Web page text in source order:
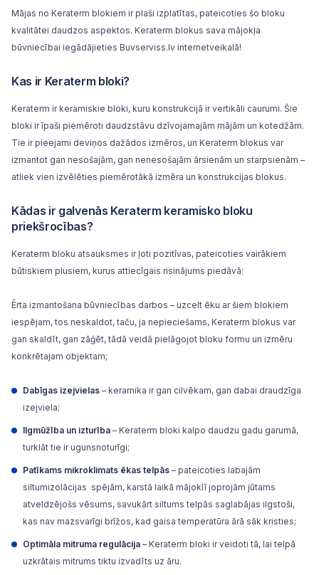
Mājas no Keraterm blokiem ir plaši izplatītas, pateicoties šo bloku
kvalitātei daudzos aspektos. Keraterm blokus sava mājokļa
būvniecībai iegādājieties Buvserviss.lv internetveikalā!
Kas ir Keraterm bloki?
Keraterm irkeramiskie bloki, kuru konstrukcijā ir vertikāli caurumi. Šie
bloki ir īpaši piemēroti daudzstāvu dzīvojamajām mājām un kotedžām.
Tie ir pieejami deviņos dažādos izmēros, un Keraterm blokus var
izmantot gan nesošajām, gan nenesošajām ārsienām un starpsienām –
atliek vien izvēlēties piemērotākā izmēra un konstrukcijas blokus.
Kādas ir galvenās Keraterm keramisko bloku
priekšrocības?
Keraterm bloku atsauksmes ir ļoti pozitīvas, pateicoties vairākiem
būtiskiem plusiem, kurus attiecīgais risinājums piedāvā:
Ērta izmantošana būvniecības darbos – uzcelt ēku ar šiem blokiem
iespējam, tos neskaldot, taču, ja nepieciešams, Keraterm blokus var
gan skaldīt, gan zāģēt, tādā veidā pielāgojot bloku formu un izmēru
konkrētajam objektam;
Dabīgas izejvielas – keramika ir gan cilvēkam, gan dabai draudzīga
izejviela;
Ilgmūžība un izturība – Keraterm bloki kalpo daudzu gadu garumā,
turklāt tie ir ugunsnoturīgi;
Patīkams mikroklimats ēkas telpās – pateicoties labajām
siltumizolācijas spējām, karstā laikā mājoklī joprojām jūtams
atveldzējošs vēsums, savukārt siltums telpās saglabājas ilgstoši,
kas nav mazsvarīgi brīžos, kad gaisa temperatūra ārā sāk kristies;
Optimāla mitruma regulācija – Keraterm bloki ir veidoti tā, lai telpā
uzkrātais mitrums tiktu izvadīts uz āru.